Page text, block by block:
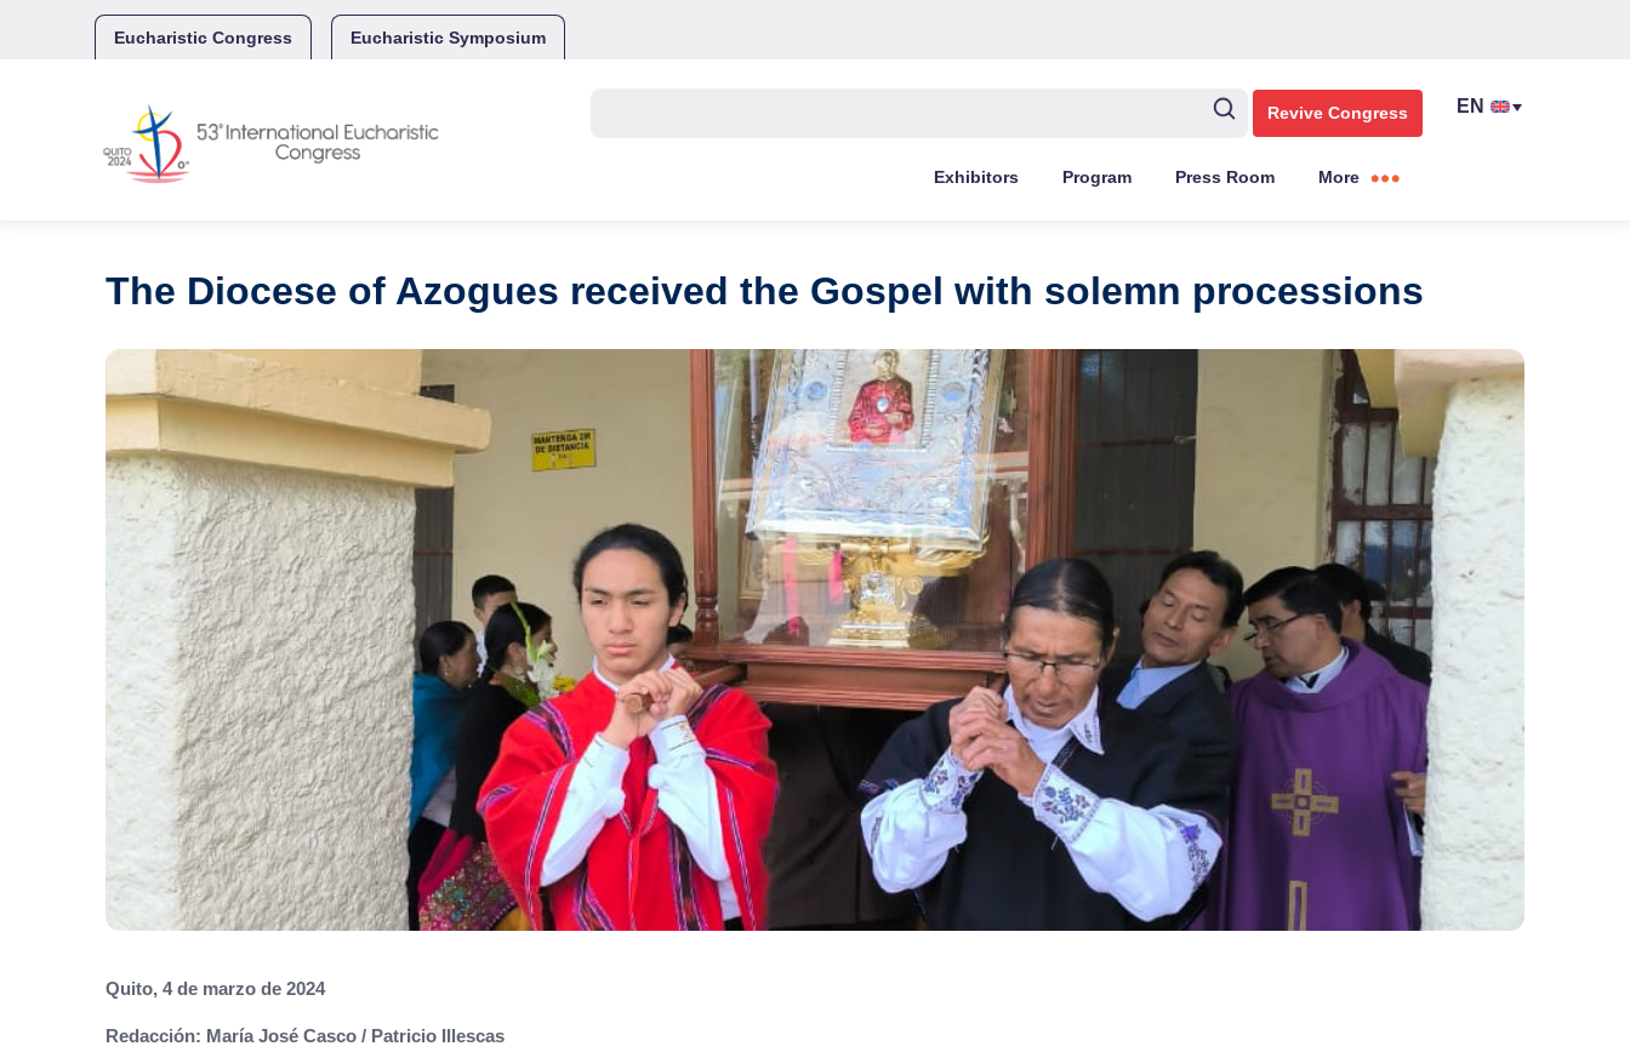
Eucharistic Congress Eucharistic Symposium
Revive Congress
Exhibitors Program Press Room More
The Diocese of Azogues received the Gospel with solemn processions
Quito, 4 de marzo de 2024
Redacción: María José Casco / Patricio Illescas